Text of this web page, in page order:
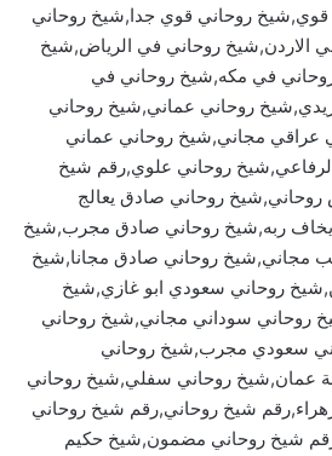
روحاني قوي جدا,شيخ روحاني
الاردن,شيخ روحاني في الرياض,شيخ
في مكه,شيخ روحاني في
روحاني عماني,شيخ روحاني
مجاني,شيخ روحاني عماني
روحاني علوي,رقم شيخ
روحاني صادق يعالج
ربه,شيخ روحاني صادق مجرب,شيخ
مجاني,شيخ روحاني صادق مجانا,شيخ
روحاني سعودي ابو غازي,شيخ
روحاني سوداني مجاني,شيخ روحاني
سعودي مجرب,شيخ روحاني
عمان,شيخ روحاني سفلي,شيخ روحاني
شيخ روحاني,رقم شيخ روحاني
شيخ روحاني مضمون,شيخ حكيم